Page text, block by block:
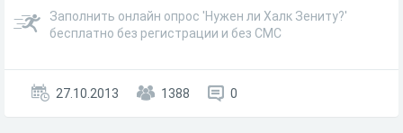
Заполнить онлайн опрос 'Нужен ли Халк Зениту?'
бесплатно без регистрации и без СМС
27.10.2013 1388 0